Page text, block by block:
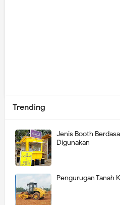
Trending
Jenis Booth
Digunakan
Pengurugan Tanah